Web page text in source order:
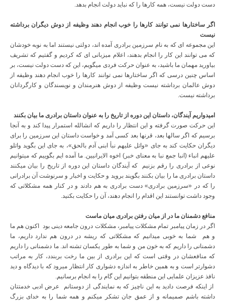
دست دولت نیست، همه کارها را که نباید دولت انجام بدهد.
اگر ساختارها نمی توانند کارها را خوب انجام دهند وظیفه از دوش دیگران برداشته
نیست
این مجموعه ای که به نام سرزمین برادری آمده اند، دولتی نیستند اما به نوبه خودشان
که می توانند این کار را انجام بدهند، اعلام میزبانی ای که کردیم و گفتیم که تشریف
بیاورید مهمان ما باشید، به عنوان حرکت فردی میگویم، این که دست دولت نیست، بر
اساس چنین درسی که اگر ساختارها نمی توانند کارها را خوب انجام دهند وظیفه از
دوش عالمان برداشته نیست وظیفه از دوش هنرمندان و نویسندگان و کارگردانان
برداشته نیست.
امیدواریم آیندگان، داستان این دوره از تاریخ را به عنوان داستان برادری ما بیان بکنند
این حرکت صورت گرفته و این انتظار را داریم که انشالله استمرار پیدا کند و به آنجا
برسیم که اگر سالها بعد، قرنها بعد کسی آمد و خواست داستان این سرزمین را برای
دیگران حکایت کند به جای «واتل علیهم نبأ ابنی آدم بالحق»، به جای این بگوید واتلو
علیهم انباء (انبا جمع نبا به معنای خبر) اخوه الایرانیین. ما آمده ایم بگوییم که میتوانیم
نوعی از برادری را رقم بزنیم که آیندگان داستان این دوره از تاریخ را بیان میکنند
داستان برادری ما را بیان بکنند بگویند بروید و حکایت و اخبار و سرنوشت آن برادرانی
را که در «سرزمین برادری» دست برادری به هم دادند و در کنار همه مشکلاتی که
وجود داشت توانستند این اقدام را انجام دهند، آن را حکایت بکنید.
منافع دشمنان ما در از میان رفتن برادری میان ماست
اگر در زمان پیامبر تمام مشکلات پیامبر، مشکلات درون جامعه دینی بود اکنون هم ما
و هم شما به خوبی میدانیم که مشکلاتی که ریشه در درون هم ندارد داریم، ما
دشمنانی را داریم که به خون من و شما به طور یکسان تشنه اند. ما دشمنانی را داریم
که منافعشان در وقتی است که این برادری از بین ما رخت بربندد، کار به مراتب
دشوارتر است و به همین خاطر به اندازه دشواری کار انتظار میرود که با دیدگاه و دید
نافذ عزیزان علمایی این منطقه بتوانیم این گام را به انجام برسانیم.
از اینکه فرصت دادید به این ناچیز که به نمایندگی از دوستانم عرض ادبی خدمتتان
داشته باشم صمیمانه و از عمق جان تشکر میکنم و همه شما را به خدای بزرگ